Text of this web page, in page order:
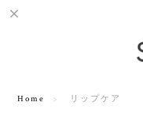
Home リップケア